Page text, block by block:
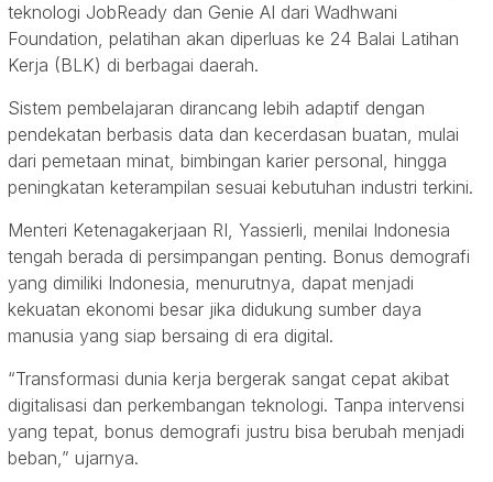
teknologi JobReady dan Genie AI dari Wadhwani
Foundation, pelatihan akan diperluas ke 24 Balai Latihan
Kerja (BLK) di berbagai daerah.
Sistem pembelajaran dirancang lebih adaptif dengan
pendekatan berbasis data dan kecerdasan buatan, mulai
dari pemetaan minat, bimbingan karier personal, hingga
peningkatan keterampilan sesuai kebutuhan industri terkini.
Menteri Ketenagakerjaan RI, Yassierli, menilai Indonesia
tengah berada di persimpangan penting. Bonus demografi
yang dimiliki Indonesia, menurutnya, dapat menjadi
kekuatan ekonomi besar jika didukung sumber daya
manusia yang siap bersaing di era digital.
“Transformasi dunia kerja bergerak sangat cepat akibat
digitalisasi dan perkembangan teknologi. Tanpa intervensi
yang tepat, bonus demografi justru bisa berubah menjadi
beban,” ujarnya.